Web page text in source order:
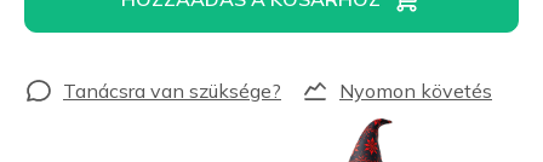
Nyomon követés